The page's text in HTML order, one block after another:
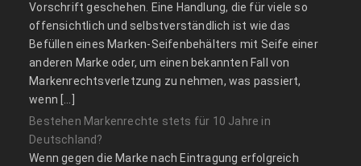
Vorschrift geschehen. Eine Handlung, die für viele so
offensichtlich und selbstverständlich ist wie das
Befüllen eines Marken-Seifenbehälters mit Seife einer
anderen Marke oder, um einen bekannten Fall von
Markenrechtsverletzung zu nehmen, was passiert,
wenn […]
Bestehen Markenrechte stets für 10 Jahre in
Deutschland?
Wenn gegen die Marke nach Eintragung erfolgreich